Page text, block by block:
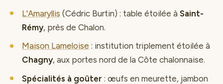
L'Amaryllis (Cédric Burtin) : table étoilée à Saint-
Rémy, près de Chalon.
Maison Lameloise : institution triplement étoilée à
Chagny, aux portes nord de la Côte chalonnaise.
Spécialités à goûter : œufs en meurette, jambon